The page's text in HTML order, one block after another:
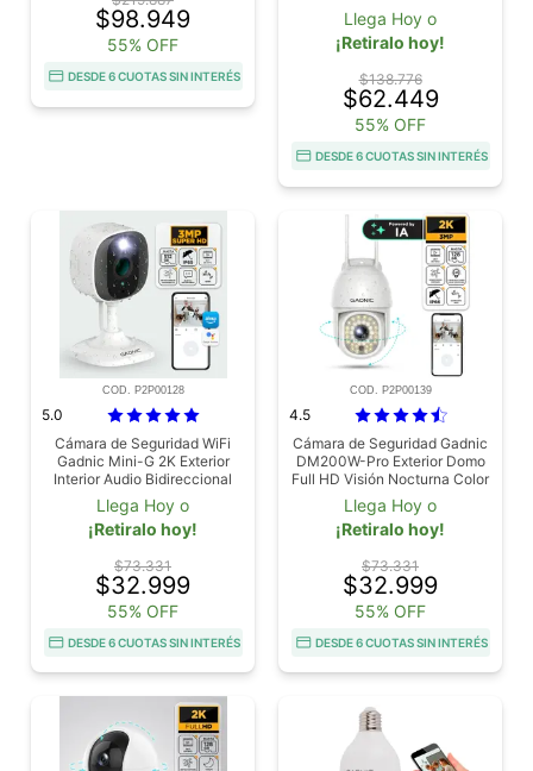
$98.949
55% OFF
DESDE 6 CUOTAS SIN INTERÉS
Llega Hoy o
¡Retiralo hoy!
$138.776
$62.449
55% OFF
DESDE 6 CUOTAS SIN INTERÉS
COD. P2P00128
5.0
Cámara de Seguridad WiFi
Gadnic Mini-G 2K Exterior
Interior Audio Bidireccional
3MP Visión Nocturna Ip65
Llega Hoy o
¡Retiralo hoy!
$73.331
$32.999
55% OFF
DESDE 6 CUOTAS SIN INTERÉS
COD. P2P00139
4.5
Cámara de Seguridad Gadnic
DM200W-Pro Exterior Domo
Full HD Visión Nocturna Color
36 Leds
Llega Hoy o
¡Retiralo hoy!
$73.331
$32.999
55% OFF
DESDE 6 CUOTAS SIN INTERÉS